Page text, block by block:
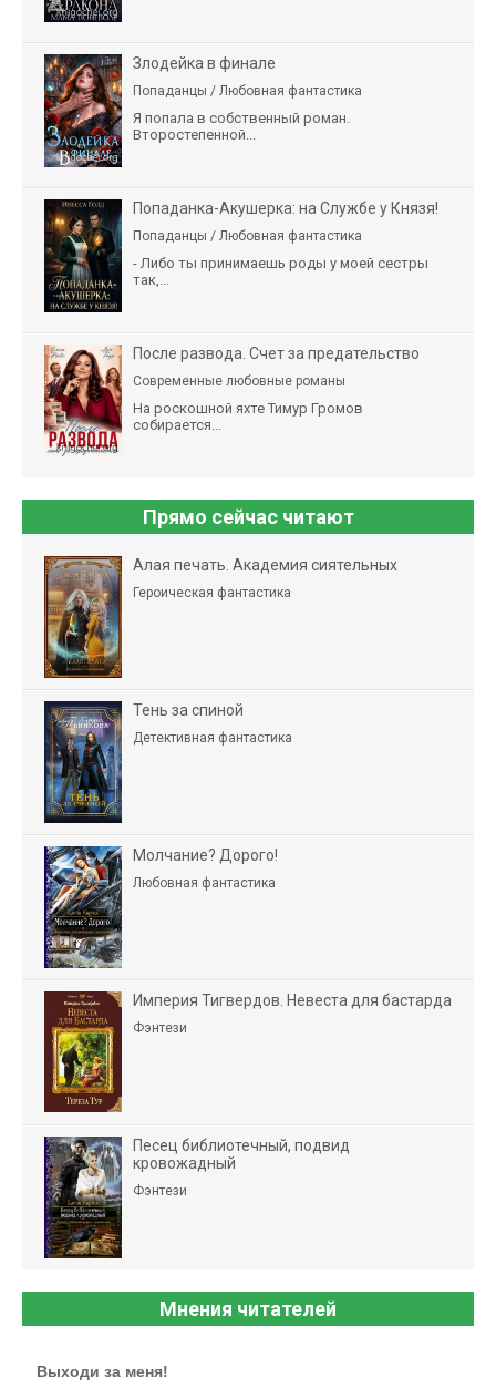
Злодейка в финале
Попаданцы / Любовная фантастика
Я попала в собственный роман.
Второстепенной...
Попаданка-Акушерка: на Службе у Князя!
Попаданцы / Любовная фантастика
- Либо ты принимаешь роды у моей сестры
так,...
После развода. Счет за предательство
Современные любовные романы
На роскошной яхте Тимур Громов
собирается...
Прямо сейчас читают
Алая печать. Академия сиятельных
Героическая фантастика
Тень за спиной
Детективная фантастика
Молчание? Дорого!
Любовная фантастика
Империя Тигвердов. Невеста для бастарда
Фэнтези
Песец библиотечный, подвид
кровожадный
Фэнтези
Мнения читателей
Выходи за меня!